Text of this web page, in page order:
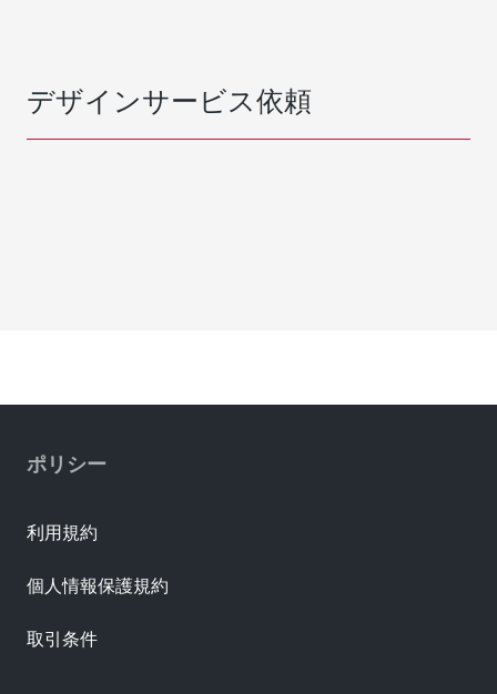
デザインサービス依頼
ポリシー
利用規約
個人情報保護規約
取引条件